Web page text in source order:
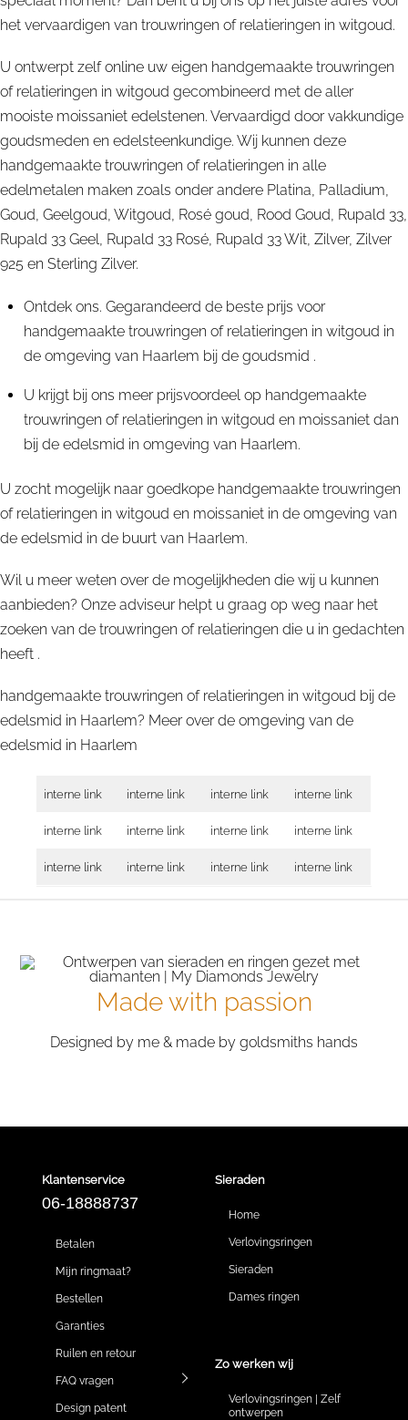
het vervaardigen van trouwringen of relatieringen in witgoud.
U ontwerpt zelf online uw eigen handgemaakte trouwringen
of relatieringen in witgoud gecombineerd met de aller
mooiste moissaniet edelstenen. Vervaardigd door vakkundige
goudsmeden en edelsteenkundige. Wij kunnen deze
handgemaakte trouwringen of relatieringen in alle
edelmetalen maken zoals onder andere Platina, Palladium,
Goud, Geelgoud, Witgoud, Rosé goud, Rood Goud, Rupald 33,
Rupald 33 Geel, Rupald 33 Rosé, Rupald 33 Wit, Zilver, Zilver
925 en Sterling Zilver.
Ontdek ons. Gegarandeerd de beste prijs voor
handgemaakte trouwringen of relatieringen in witgoud in
de omgeving van Haarlem bij de goudsmid .
U krijgt bij ons meer prijsvoordeel op handgemaakte
trouwringen of relatieringen in witgoud en moissaniet dan
bij de edelsmid in omgeving van Haarlem.
U zocht mogelijk naar goedkope handgemaakte trouwringen
of relatieringen in witgoud en moissaniet in de omgeving van
de edelsmid in de buurt van Haarlem.
Wil u meer weten over de mogelijkheden die wij u kunnen
aanbieden? Onze adviseur helpt u graag op weg naar het
zoeken van de trouwringen of relatieringen die u in gedachten
heeft .
handgemaakte trouwringen of relatieringen in witgoud bij de
edelsmid in Haarlem? Meer over de omgeving van de
edelsmid in Haarlem
interne link interne link interne link interne link
interne link interne link interne link interne link
interne link interne link interne link interne link
Made with passion
Designed by me & made by goldsmiths hands
Klantenservice
06-18888737
Betalen
Mijn ringmaat?
Bestellen
Garanties
Ruilen en retour
FAQ vragen
Design patent
Sieraden
Home
Verlovingsringen
Sieraden
Dames ringen
Zo werken wij
Verlovingsringen | Zelf
ontwerpen